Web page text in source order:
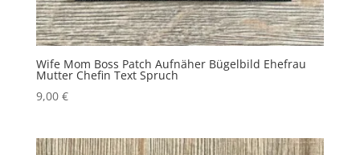
Wife Mom Boss Patch Aufnäher Bügelbild Ehefrau
Mutter Chefin Text Spruch
9,00 €